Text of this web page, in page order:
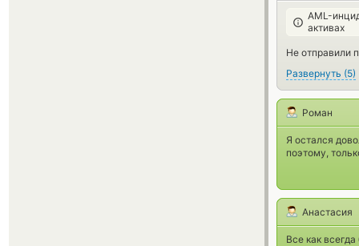
AML-
активах
Не отправили
Развернуть (5)
Роман
Я остался
поэтому,
Анастасия
Все как